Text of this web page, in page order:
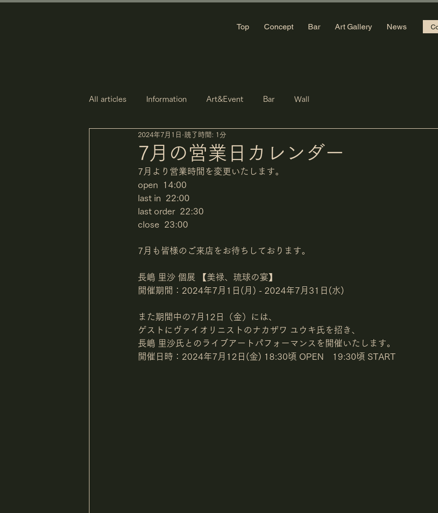
Top Concept Bar Art Gallery News
All articles Information Art&Event Bar Wall
7月の営業日カレンダー
2024年7月1日 読了時間: 1分
7月より営業時間を変更いたします。
open  14:00
last in  22:00
last order  22:30
close  23:00
7月も皆様のご来店をお待ちしております。
長嶋 里沙 個展 【美禄、琉球の宴】
開催期間：2024年7月1日(月) - 2024年7月31日(水)
また期間中の7月12日（金）には、
ゲストにヴァイオリニストのナカザワ ユウキ氏を招き、
長嶋 里沙氏とのライブアートパフォーマンスを開催いたします。
開催日時：2024年7月12日(金) 18:30頃 OPEN　19:30頃 START